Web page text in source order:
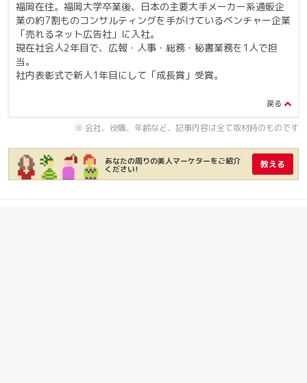
福岡在住。福岡大学卒業後、日本の主要大手メーカー系通販企
業の約7割ものコンサルティングを手がけているベンチャー企業
「売れるネット広告社」に入社。
現在社会人2年目で、広報・人事・総務・秘書業務を1人で担
当。
社内表彰式で新人1年目にして「成長賞」受賞。
※ 会社、役職、年齢など、記事内容は全て取材時のものです
あなたの周りの美人マーケターをご紹介
ください! 教える